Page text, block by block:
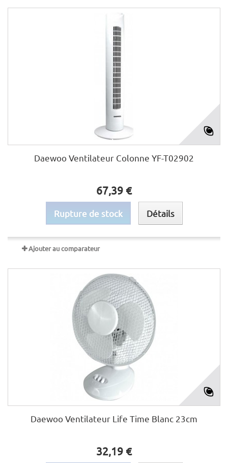
Daewoo Ventilateur Colonne YF-T02902
67,39 €
Rupture de stock Détails
Ajouter au comparateur
Daewoo Ventilateur Life Time Blanc 23cm
32,19 €